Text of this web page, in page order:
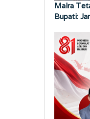
Malra
Bupati: